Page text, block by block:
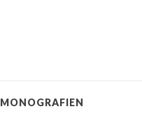
MONOGRAFIEN